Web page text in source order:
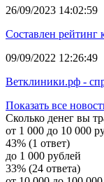
26/09/2023 14:02:59
Составлен рейтинг
09/09/2022 12:26:49
Ветклиники.рф -
Показать все
Сколько денег вы
от 1 000 до 10 000
43% (1 ответ)
до 1 000 рублей
33% (24 ответа)